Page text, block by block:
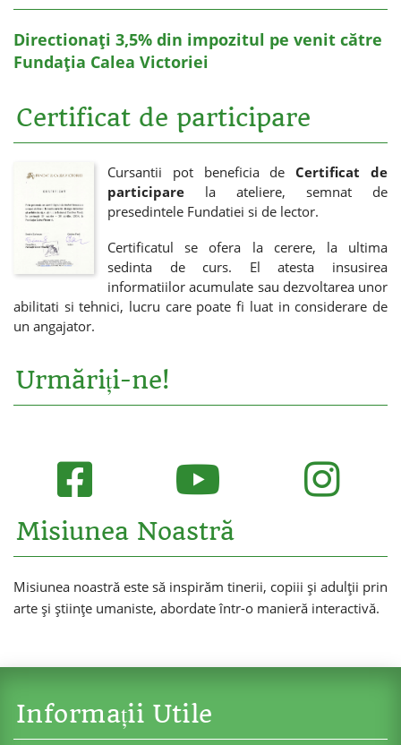
Directionați 3,5% din impozitul pe venit către
Fundația Calea Victoriei
Certificat de participare
Cursantii pot beneficia de Certificat de
participare la ateliere, semnat de
presedintele Fundatiei si de lector.
Certificatul se ofera la cerere, la ultima
sedinta de curs. El atesta insusirea
informatiilor acumulate sau dezvoltarea unor
abilitati si tehnici, lucru care poate fi luat in considerare de
un angajator.
Urmăriți-ne!
Misiunea Noastră
Misiunea noastră este să inspirăm tinerii, copiii și adulții prin
arte și științe umaniste, abordate într-o manieră interactivă.
Informații Utile